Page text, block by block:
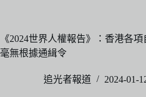
《2024世界人權報告》：香港各
毫無根據通緝令
追光者報道 2024-01-